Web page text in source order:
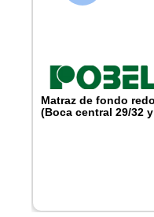
Matraz de fondo
(Boca central 29/32